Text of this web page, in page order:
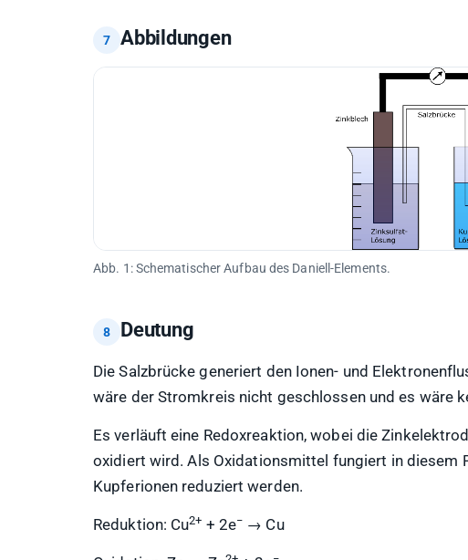
Abbildungen
Abb. 1: Schematischer Aufbau des Daniell-Elements.
Deutung
Die Salzbrücke generiert den Ionen- und
wäre der Stromkreis nicht geschlossen und es wäre
Es verläuft eine Redoxreaktion, wobei die
oxidiert wird. Als Oxidationsmittel fungiert in diesem
Kupferionen reduziert werden.
Reduktion: Cu2+ + 2e− → Cu